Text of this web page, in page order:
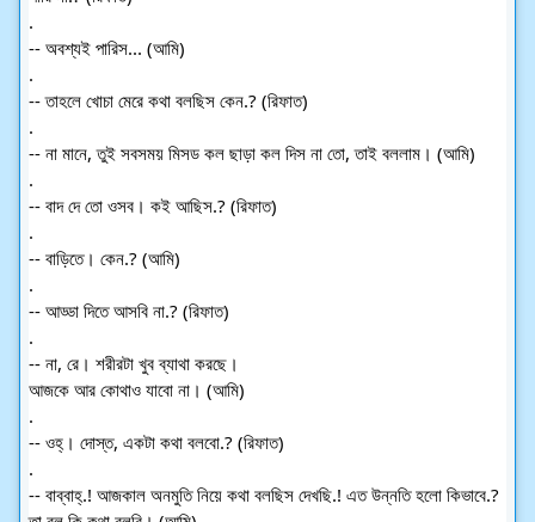
.
-- অবশ্যই পারিস... (আমি)
.
-- তাহলে খোচা মেরে কথা বলছিস কেন.? (রিফাত)
.
-- না মানে, তুই সবসময় মিসড কল ছাড়া কল দিস না তো, তাই বললাম। (আমি)
.
-- বাদ দে তো ওসব। কই আছিস.? (রিফাত)
.
-- বাড়িতে। কেন.? (আমি)
.
-- আড্ডা দিতে আসবি না.? (রিফাত)
.
-- না, রে। শরীরটা খুব ব্যাথা করছে।
আজকে আর কোথাও যাবো না। (আমি)
.
-- ওহ্। দোস্ত, একটা কথা বলবো.? (রিফাত)
.
-- বাব্বাহ্.! আজকাল অনমুতি নিয়ে কথা বলছিস দেখছি.! এত উন্নতি হলো কিভাবে.?